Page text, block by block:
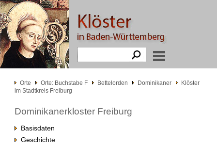
Orte Orte: Buchstabe F Bettelorden Dominikaner
Klöster
im Stadtkreis Freiburg
Dominikanerkloster Freiburg
Basisdaten
Geschichte